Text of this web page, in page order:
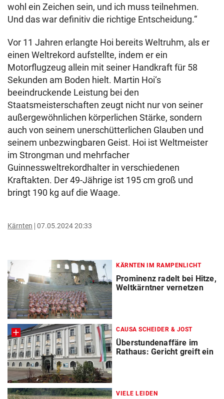
wohl ein Zeichen sein, und ich muss teilnehmen.
Und das war definitiv die richtige Entscheidung.“
Vor 11 Jahren erlangte Hoi bereits Weltruhm, als er
einen Weltrekord aufstellte, indem er ein
Motorflugzeug allein mit seiner Handkraft für 58
Sekunden am Boden hielt. Martin Hoi‘s
beeindruckende Leistung bei den
Staatsmeisterschaften zeugt nicht nur von seiner
außergewöhnlichen körperlichen Stärke, sondern
auch von seinem unerschütterlichen Glauben und
seinem unbezwingbaren Geist. Hoi ist Weltmeister
im Strongman und mehrfacher
Guinnessweltrekordhalter in verschiedenen
Kraftakten. Der 49-Jährige ist 195 cm groß und
bringt 190 kg auf die Waage.
Kärnten 07.05.2024 20:33
KÄRNTEN IM RAMPENLICHT
Prominenz radelt bei Hitze,
Weltkärntner vernetzen
CAUSA SCHEIDER & JOST
Überstundenaffäre im
Rathaus: Gericht greift ein
VIELE LEIDEN